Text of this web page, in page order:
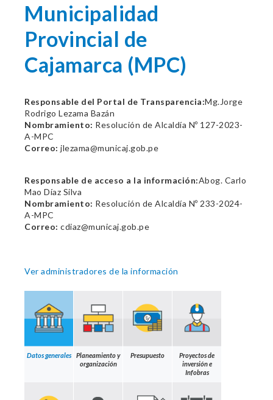
Municipalidad
Provincial de
Cajamarca (MPC)
Responsable del Portal de Transparencia:Mg.Jorge
Rodrigo Lezama Bazán
Nombramiento: Resolución de Alcaldía Nº 127-2023-
A-MPC
Correo: jlezama@municaj.gob.pe
Responsable de acceso a la información:Abog. Carlo
Mao Díaz Silva
Nombramiento: Resolución de Alcaldía Nº 233-2024-
A-MPC
Correo: cdiaz@municaj.gob.pe
Ver administradores de la información
Datos generales
Planeamiento y
organización
Presupuesto
Proyectos de
inversión e
Infobras